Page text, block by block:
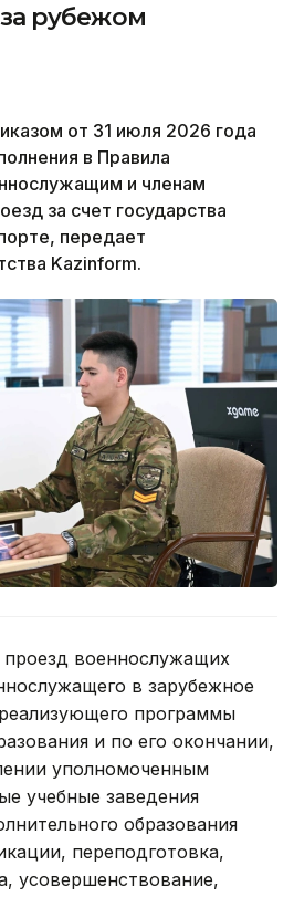
рубежом
от 31 июля 2026 года
в Правила
и членам
за счет государства
передает
Kazinform.
проезд военнослужащих
в зарубежное
программы
и по его окончании,
уполномоченным
учебные заведения
образования
переподготовка,
усовершенствование,